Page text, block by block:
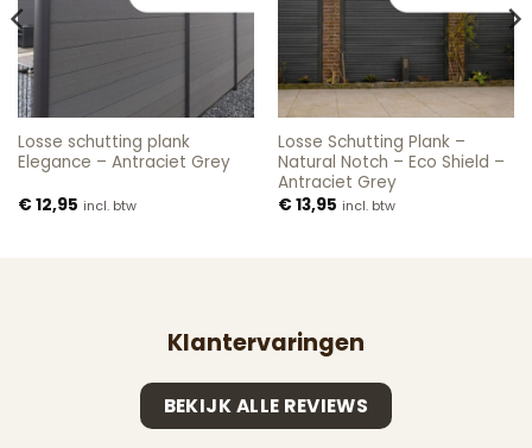
Losse schutting plank
Elegance – Antraciet Grey
€12,95 incl. btw
Losse Schutting Plank –
Natural Notch – Eco Shield –
Antraciet Grey
€13,95 incl. btw
Klantervaringen
BEKIJK ALLE REVIEWS